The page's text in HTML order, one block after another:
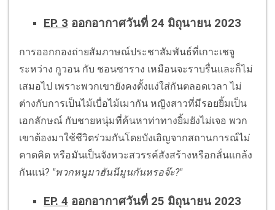
EP. 3 ออกอากาศวันที่ 24 มิถุนายน 2023
การออกกองถ่ายสัมภาษณ์ประชาสัมพันธ์ที่เกาะเชจู
ระหว่าง กูวอน กับ ชอนซาราง เหมือนจะราบรื่นและก็ไม่
เสมอไป เพราะพวกเขายังคงตั้งแง่ใส่กันตลอดเวลา ไม่
ต่างกับการเป็นไม้เบื่อไม้เมากัน หญิงสาวที่มีรอยยิ้มเป็น
เอกลักษณ์ กับชายหนุ่มที่ค้นหาท่าทางยิ้มยังไม่เจอ พวก
เขาต้องมาใช้ชีวิตร่วมกันโดยบังเอิญจากสถานการณ์ไม่
คาดคิด หรือมันเป็นจังหวะสวรรค์สังสร้างหรือกลั่นแกล้ง
กันแน่? "พวกหนูมาฮันนีมูนกันหรอจ๊ะ?"
EP. 4 ออกอากาศวันที่ 25 มิถุนายน 2023